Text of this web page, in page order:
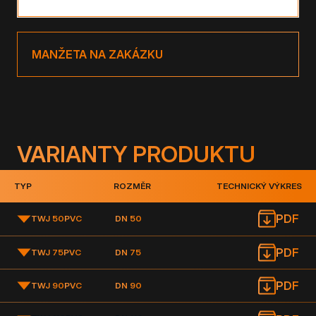
MANŽETA NA ZAKÁZKU
VARIANTY PRODUKTU
TYP ROZMĚR TECHNICKÝ VÝKRES
TWJ 50PVC DN 50 PDF
TWJ 75PVC DN 75 PDF
TWJ 90PVC DN 90 PDF